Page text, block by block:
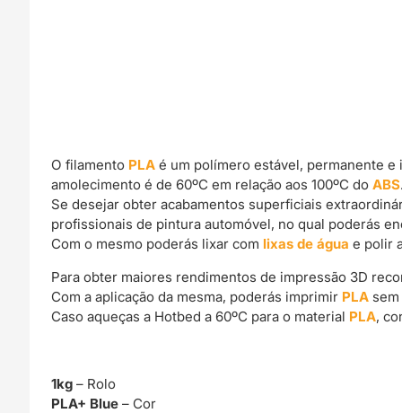
O filamento PLA é um polímero estável, permanente
amolecimento é de 60ºC em relação aos 100ºC doABS
Se desejar obter acabamentos superficiais
profissionais de pintura automóvel, no qual poderás
Com o mesmo poderás lixar com lixas de água e polir
Para obter maiores rendimentos de impressão 3D
Com a aplicação da mesma, poderás imprimir PLA
Caso aqueças a Hotbed a 60ºC para o material PLA,
1kg – Rolo
PLA+ Blue– Cor